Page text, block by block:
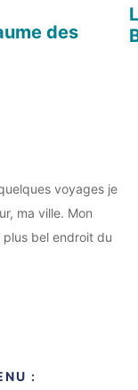
des
voyages je
ma ville. Mon
bel endroit du
: